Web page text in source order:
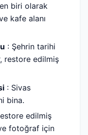
biri olarak
kafe alanı
: Şehrin tarihi
restore edilmiş
: Sivas
bina.
edilmiş
fotoğraf için